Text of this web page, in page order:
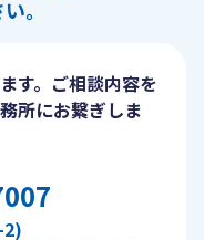
。
す。ご相談内容を
所にお繋ぎしま
2)